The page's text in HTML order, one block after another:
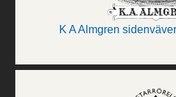
K A Almgren